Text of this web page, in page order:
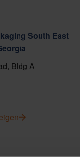
South East
Bldg A